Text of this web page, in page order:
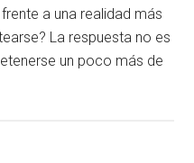
a una realidad más
La respuesta no es
un poco más de